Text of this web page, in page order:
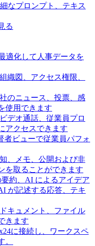
なプロンプト、テキス
る
適化して人事データを
織図、アクセス権限、
のニュース、投票、感
使用できます
デオ通話、従業員プロ
アクセスできます
者ビューで従業員パフォ
、メモ、公開および非
を取ることができます
要約、AI によるアイデア
が記述する応答、テキ
キュメント、ファイル
きます
に接続し、ワークスペ
。